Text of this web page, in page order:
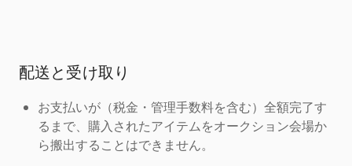
配送と受け取り
お支払いが（税金・管理手数料を含む）全額完了す
るまで、購入されたアイテムをオークション会場か
ら搬出することはできません。